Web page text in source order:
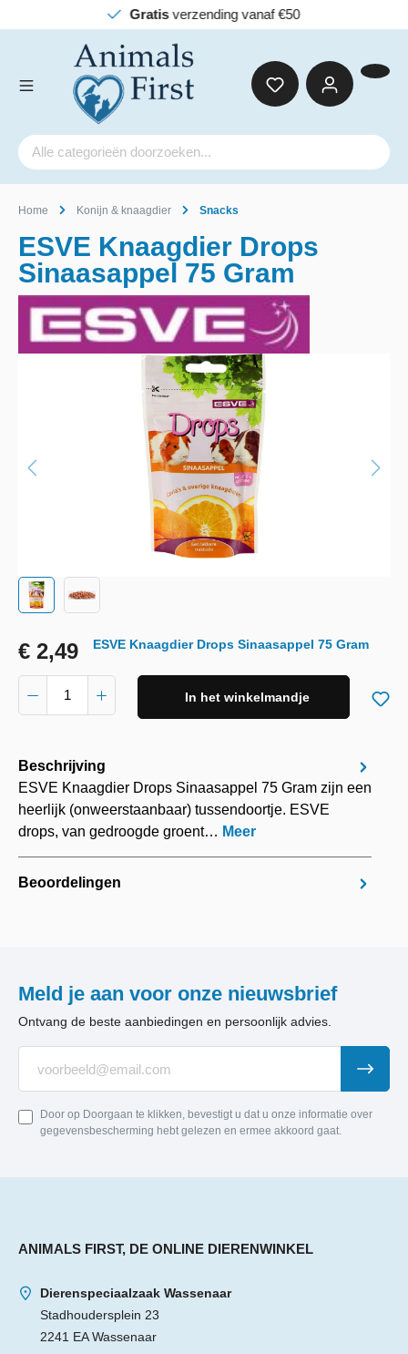
verzending vanaf €50
Home Konijn & knaagdier Snacks
ESVE Knaagdier Drops
Sinaasappel 75 Gram
€ 2,49 ESVE Knaagdier Drops Sinaasappel 75 Gram
In het winkelmandje
Beschrijving
ESVE Knaagdier Drops Sinaasappel 75 Gram zijn een
heerlijk (onweerstaanbaar) tussendoortje. ESVE
drops, van gedroogde groent… Meer
Beoordelingen
Meld je aan voor onze nieuwsbrief
Ontvang de beste aanbiedingen en persoonlijk advies.
Door op Doorgaan te klikken, bevestigt u dat u onze informatie over
gegevensbescherming hebt gelezen en ermee akkoord gaat.
ANIMALS FIRST, DE ONLINE DIERENWINKEL
Dierenspeciaalzaak Wassenaar
Stadhoudersplein 23
2241 EA Wassenaar